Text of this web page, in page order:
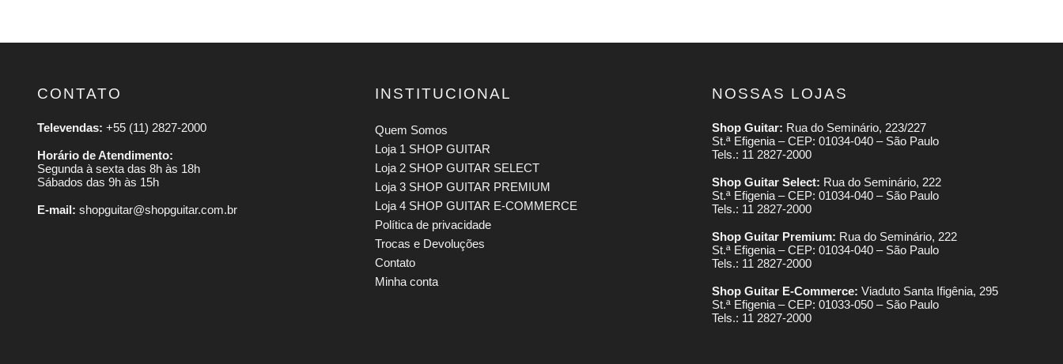
CONTATO
Televendas: +55 (11) 2827-2000
Horário de Atendimento:
Segunda à sexta das 8h às 18h
Sábados das 9h às 15h
E-mail: shopguitar@shopguitar.com.br
INSTITUCIONAL
Quem Somos
Loja 1 SHOP GUITAR
Loja 2 SHOP GUITAR SELECT
Loja 3 SHOP GUITAR PREMIUM
Loja 4 SHOP GUITAR E-COMMERCE
Política de privacidade
Trocas e Devoluções
Contato
Minha conta
NOSSAS LOJAS
Shop Guitar: Rua do Seminário, 223/227
St.ª Efigenia – CEP: 01034-040 – São Paulo
Tels.: 11 2827-2000
Shop Guitar Select: Rua do Seminário, 222
St.ª Efigenia – CEP: 01034-040 – São Paulo
Tels.: 11 2827-2000
Shop Guitar Premium: Rua do Seminário, 222
St.ª Efigenia – CEP: 01034-040 – São Paulo
Tels.: 11 2827-2000
Shop Guitar E-Commerce: Viaduto Santa Ifigênia, 295
St.ª Efigenia – CEP: 01033-050 – São Paulo
Tels.: 11 2827-2000